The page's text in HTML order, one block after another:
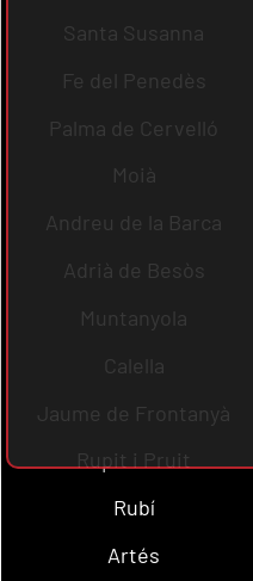
Santa Susanna
Fe del Penedès
Palma de Cervelló
Moià
Andreu de la Barca
Adrià de Besòs
Muntanyola
Calella
Jaume de Frontanyà
Rupit i Pruit
Rubí
Artés